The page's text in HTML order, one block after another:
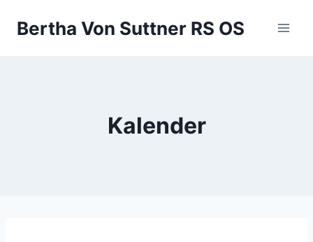
InhaltBertha Von Suttner RS OS
Kalender